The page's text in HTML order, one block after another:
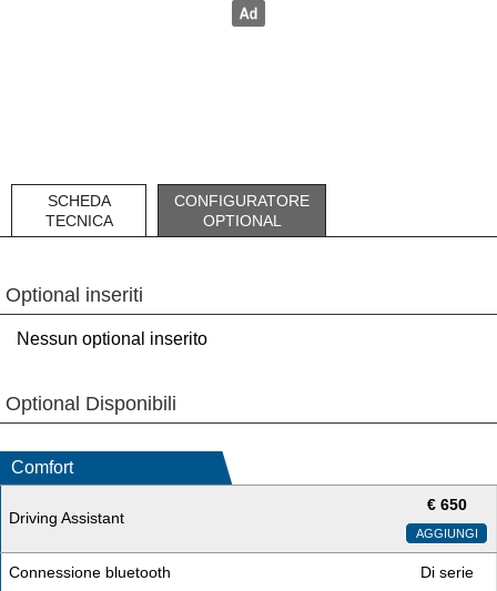
SCHEDA
TECNICA
CONFIGURATORE
OPTIONAL
Optional inseriti
Nessun optional inserito
Optional Disponibili
Comfort
Driving Assistant
€ 650
AGGIUNGI
Connessione bluetooth Di serie